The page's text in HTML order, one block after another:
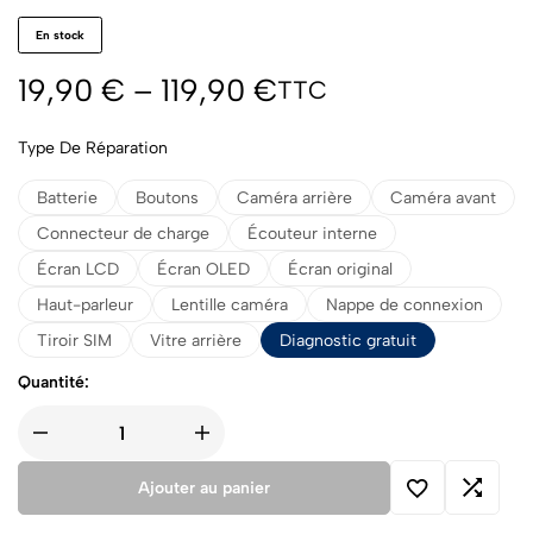
En stock
19,90 € – 119,90 €TTC
Type De Réparation
Batterie Boutons Caméra arrière
Caméra avant
Connecteur de charge
Écouteur interne
Écran LCD
Écran OLED
Écran original
Haut-parleur
Lentille caméra
Nappe de connexion
Tiroir SIM
Vitre arrière Diagnostic gratuit
Quantité:
Ajouter au panier